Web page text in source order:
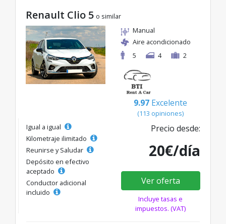
Renault Clio 5 o similar
Manual
Aire acondicionado
5
4 2
9.97 Excelente
(113 opiniones)
Igual a igual
Kilometraje ilimitado
Reunirse y Saludar
Depósito en efectivo
aceptado
Conductor adicional
incluido
Precio desde:
20€/día
Ver oferta
Incluye tasas e
impuestos. (VAT)